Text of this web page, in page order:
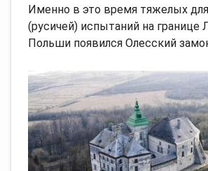
Именно в это время тяжелых
(русичей) испытаний на границе
Польши появился Олесский